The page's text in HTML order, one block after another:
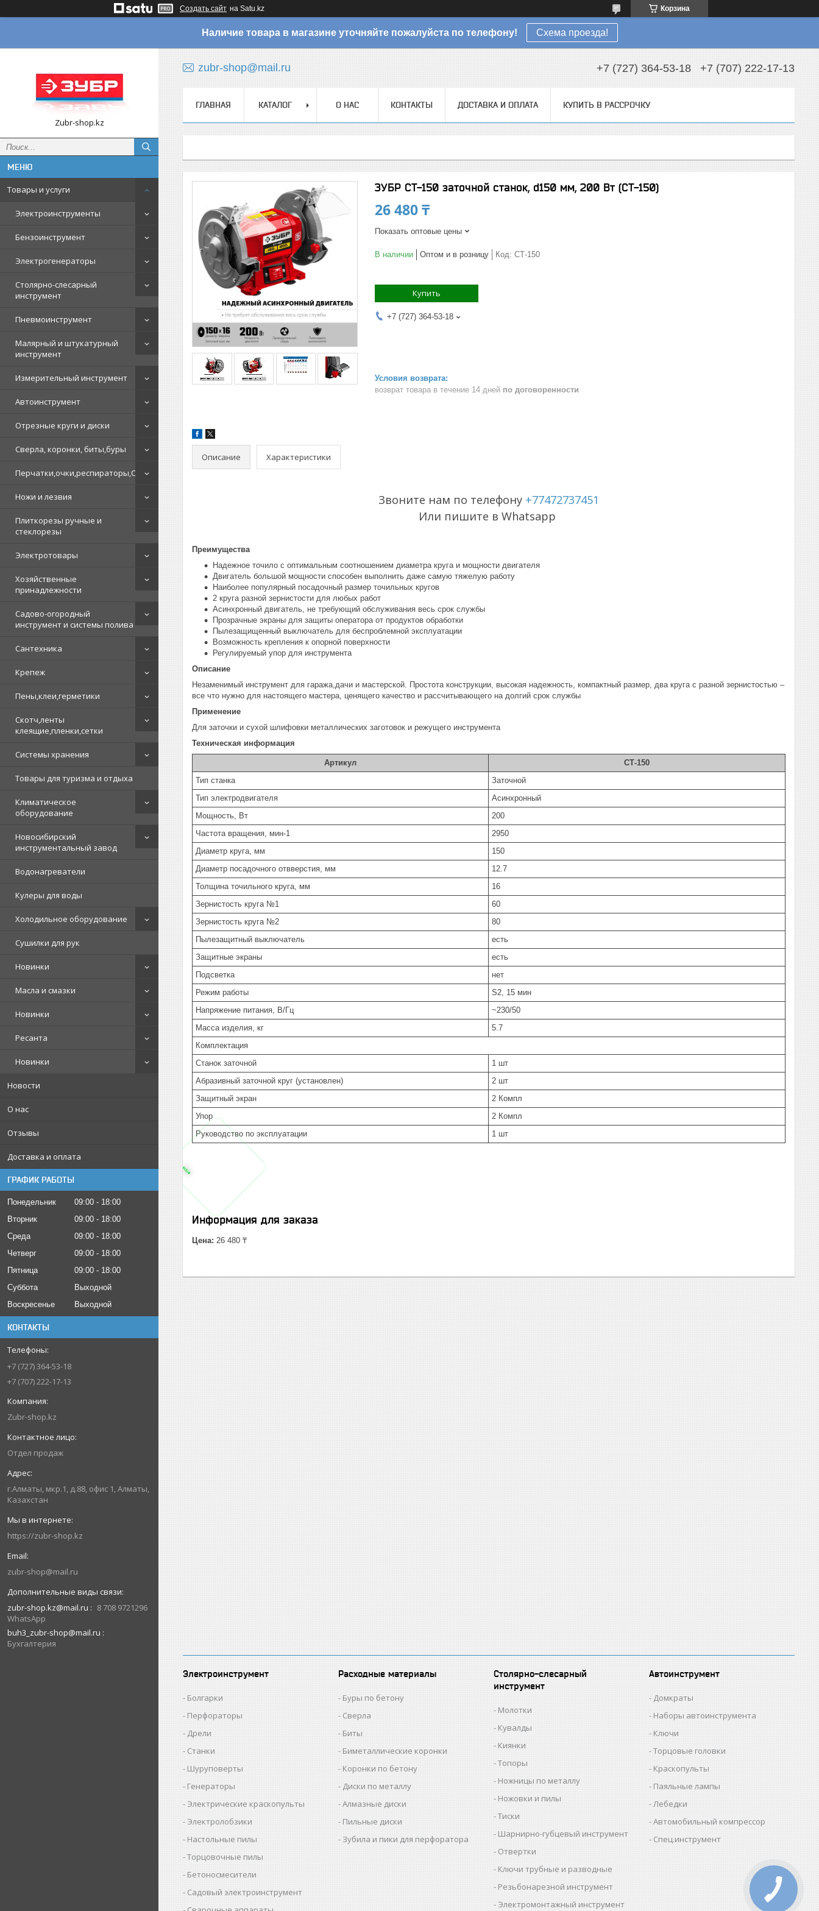
Создать сайт на Satu.kz Корзина
Наличие товара в магазине уточняйте пожалуйста по телефону! Схема проезда!
Zubr-shop.kz
Товары и услуги
Электроинструменты
Бензоинструмент
Электрогенераторы
Столярно-слесарный
инструмент
Пневмоинструмент
Малярный и штукатурный
инструмент
Измерительный инструмент
Автоинструмент
Отрезные круги и диски
Сверла, коронки, биты,буры
Перчатки,очки,респираторы,СИЗ
Ножи и лезвия
Плиткорезы ручные и
стеклорезы
Электротовары
Хозяйственные
принадлежности
Садово-огородный
инструмент и системы полива
Сантехника
Крепеж
Пены,клеи,герметики
Скотч,ленты
клеящие,пленки,сетки
Системы хранения
Товары для туризма и отдыха
Климатическое
оборудование
Новосибирский
инструментальный завод
Водонагреватели
Кулеры для воды
Холодильное оборудование
Сушилки для рук
Новинки
Масла и смазки
Новинки
Ресанта
Новинки
Новости
О нас
Отзывы
Доставка и оплата
ГРАФИК РАБОТЫ
Понедельник 09:00
18:00
Вторник
09:00
18:00
Среда
09:00
18:00
Четверг
09:00
18:00
Пятница
09:00
18:00
Суббота
Выходной
Воскресенье
Выходной
КОНТАКТЫ
+7 (727) 364-53-18
+7 (707) 222-17-13
Zubr-shop.kz
Отдел продаж
г.Алматы, мкр.1, д.88, офис 1, Алматы,
Казахстан
https://zubr-shop.kz
zubr-shop@mail.ru
zubr-shop.kz@mail.ru
8 708 9721296
WhatsApp
buh3_zubr-shop@mail.ru
Бухгалтерия
zubr-shop@mail.ru +7 (727) 364-53-18 +7 (707) 222-17-13
ГЛАВНАЯ КАТАЛОГ О НАС КОНТАКТЫ ДОСТАВКА И ОПЛАТА КУПИТЬ В РАССРОЧКУ
ЗУБР СТ-150 заточной станок, d150 мм, 200 Вт (СТ-150)
26 480 ₸
Показать оптовые цены
В наличии Оптом и в розницу Код: СТ-150
Купить
+7 (727) 364-53-18
возврат товара в течение 14 дней по договоренности
Описание Характеристики
Звоните нам по телефону +77472737451
Или пишите в Whatsapp
Преимущества
Надежное точило с оптимальным соотношением диаметра круга и мощности двигателя
Двигатель большой мощности способен выполнить даже самую тяжелую работу
Наиболее популярный посадочный размер точильных кругов
2 круга разной зернистости для любых работ
Асинхронный двигатель, не требующий обслуживания весь срок службы
Прозрачные экраны для защиты оператора от продуктов обработки
Пылезащищенный выключатель для беспроблемной эксплуатации
Возможность крепления к опорной поверхности
Регулируемый упор для инструмента
Описание
Незаменимый инструмент для гаража,дачи и мастерской. Простота конструкции, высокая надежность, компактный размер, два круга с разной зернистостью –
все что нужно для настоящего мастера, ценящего качество и рассчитывающего на долгий срок службы
Применение
Для заточки и сухой шлифовки металлических заготовок и режущего инструмента
Техническая информация
Артикул
СТ-150
Тип станка
За­точ­ной
Тип электродвигателя
Асин­хрон­ный
Мощность, Вт
200
Частота вращения, мин-1
2950
Диаметр круга, мм
150
Диаметр посадочного отвверстия, мм
12.7
Толщина точильного круга, мм
16
Зернистость круга №1
60
Зернистость круга №2
80
Пылезащитный выключатель
есть
Защитные экраны
есть
Подсветка
нет
Режим работы
S2, 15 мин
Напряжение питания, В/Гц
~230/50
Масса изделия, кг
5.7
Комплектация
Станок заточной
1 шт
Абразивный заточной круг (установлен)
2 шт
Защитный экран
2 Компл
Упор
2 Компл
Руководство по эксплуатации
1 шт
Информация для заказа
Цена: 26 480 ₸
Электроинструмент
Болгарки
Перфораторы
Дрели
Станки
Шуруповерты
Генераторы
Электрические краскопульты
Электролобзики
Настольные пилы
Торцовочные пилы
Бетоносмесители
Садовый электроинструмент
Расходные материалы
Буры по бетону
Сверла
Биты
Биметаллические коронки
Коронки по бетону
Диски по металлу
Алмазные диски
Пильные диски
Зубила и пики для перфоратора
Столярно-слесарный
инструмент
Молотки
Кувалды
Киянки
Топоры
Ножницы по металлу
Ножовки и пилы
Тиски
Шарнирно-губцевый инструмент
Отвертки
Ключи трубные и разводные
Резьбонарезной инструмент
Электромонтажный инструмент
Автоинструмент
Домкраты
Наборы автоинструмента
Ключи
Торцовые головки
Краскопульты
Паяльные лампы
Лебедки
Автомобильный компрессор
Спец.инструмент